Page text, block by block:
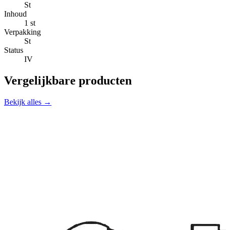
St
Inhoud
1 st
Verpakking
St
Status
IV
Vergelijkbare producten
Bekijk alles →